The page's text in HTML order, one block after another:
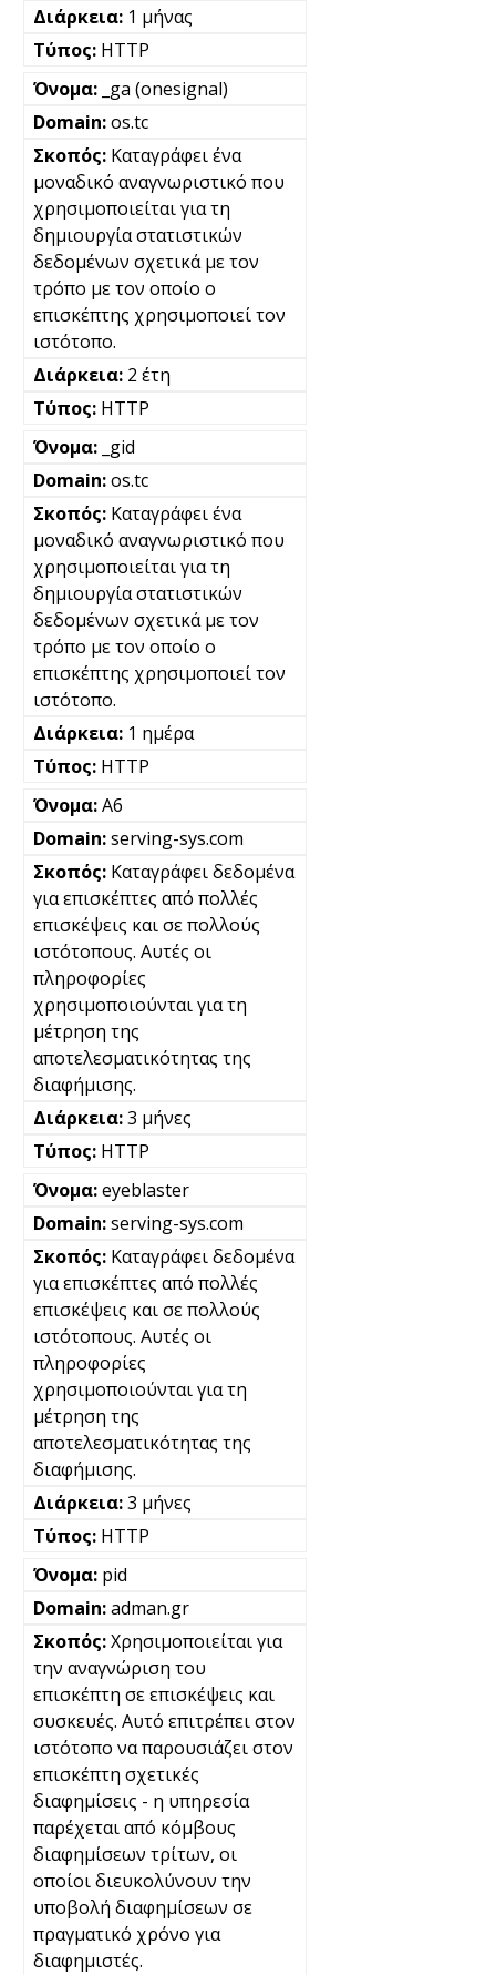
1 μήνας
HTTP
_ga (onesignal)
os.tc
Καταγράφει ένα
μοναδικό αναγνωριστικό που
χρησιμοποιείται για τη
δημιουργία στατιστικών
δεδομένων σχετικά με τον
τρόπο με τον οποίο ο
επισκέπτης χρησιμοποιεί τον
ιστότοπο.
2 έτη
HTTP
_gid
os.tc
Καταγράφει ένα
μοναδικό αναγνωριστικό που
χρησιμοποιείται για τη
δημιουργία στατιστικών
δεδομένων σχετικά με τον
τρόπο με τον οποίο ο
επισκέπτης χρησιμοποιεί τον
ιστότοπο.
1 ημέρα
HTTP
A6
serving-sys.com
Καταγράφει δεδομένα
για επισκέπτες από πολλές
επισκέψεις και σε πολλούς
ιστότοπους. Αυτές οι
πληροφορίες
χρησιμοποιούνται για τη
μέτρηση της
αποτελεσματικότητας της
διαφήμισης.
3 μήνες
HTTP
eyeblaster
serving-sys.com
Καταγράφει δεδομένα
για επισκέπτες από πολλές
επισκέψεις και σε πολλούς
ιστότοπους. Αυτές οι
πληροφορίες
χρησιμοποιούνται για τη
μέτρηση της
αποτελεσματικότητας της
διαφήμισης.
3 μήνες
HTTP
pid
adman.gr
Χρησιμοποιείται για
την αναγνώριση του
επισκέπτη σε επισκέψεις και
συσκευές. Αυτό επιτρέπει στον
ιστότοπο να παρουσιάζει στον
επισκέπτη σχετικές
διαφημίσεις - η υπηρεσία
παρέχεται από κόμβους
διαφημίσεων τρίτων, οι
οποίοι διευκολύνουν την
υποβολή διαφημίσεων σε
πραγματικό χρόνο για
διαφημιστές.